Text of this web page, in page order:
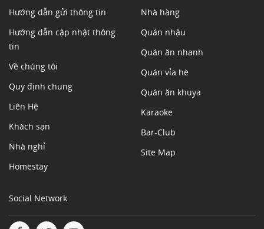
Hướng dẫn gửi thông tin
Hướng dẫn cập nhật thông
tin
Về chúng tôi
Quy định chung
Liên Hệ
Khách sạn
Nhà nghỉ
Homestay
Nhà hàng
Quán nhậu
Quán ăn nhanh
Quán vỉa hè
Quán ăn khuya
Karaoke
Bar-Club
Site Map
Social Network